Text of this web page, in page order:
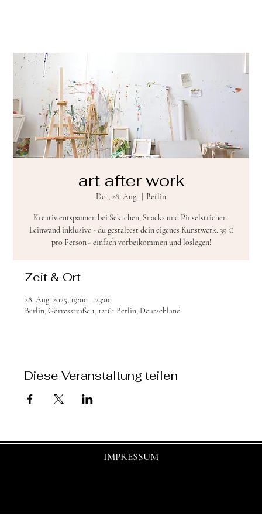
art after work
Do., 28. Aug. Berlin
Kreativ entspannen bei Sektchen, Snacks und Pinselstrichen.
Leinwand inklusive - du gestaltest dein eigenes Kunstwerk. 39 €
pro Person - einfach vorbeikommen und loslegen!
Zeit & Ort
28. Aug. 2025, 19:00 – 23:00
Berlin, Görresstraße 1, 12161 Berlin, Deutschland
Diese Veranstaltung teilen
IMPRESSUM